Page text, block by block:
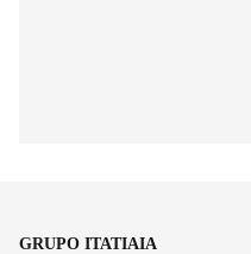
GRUPO ITATIAIA